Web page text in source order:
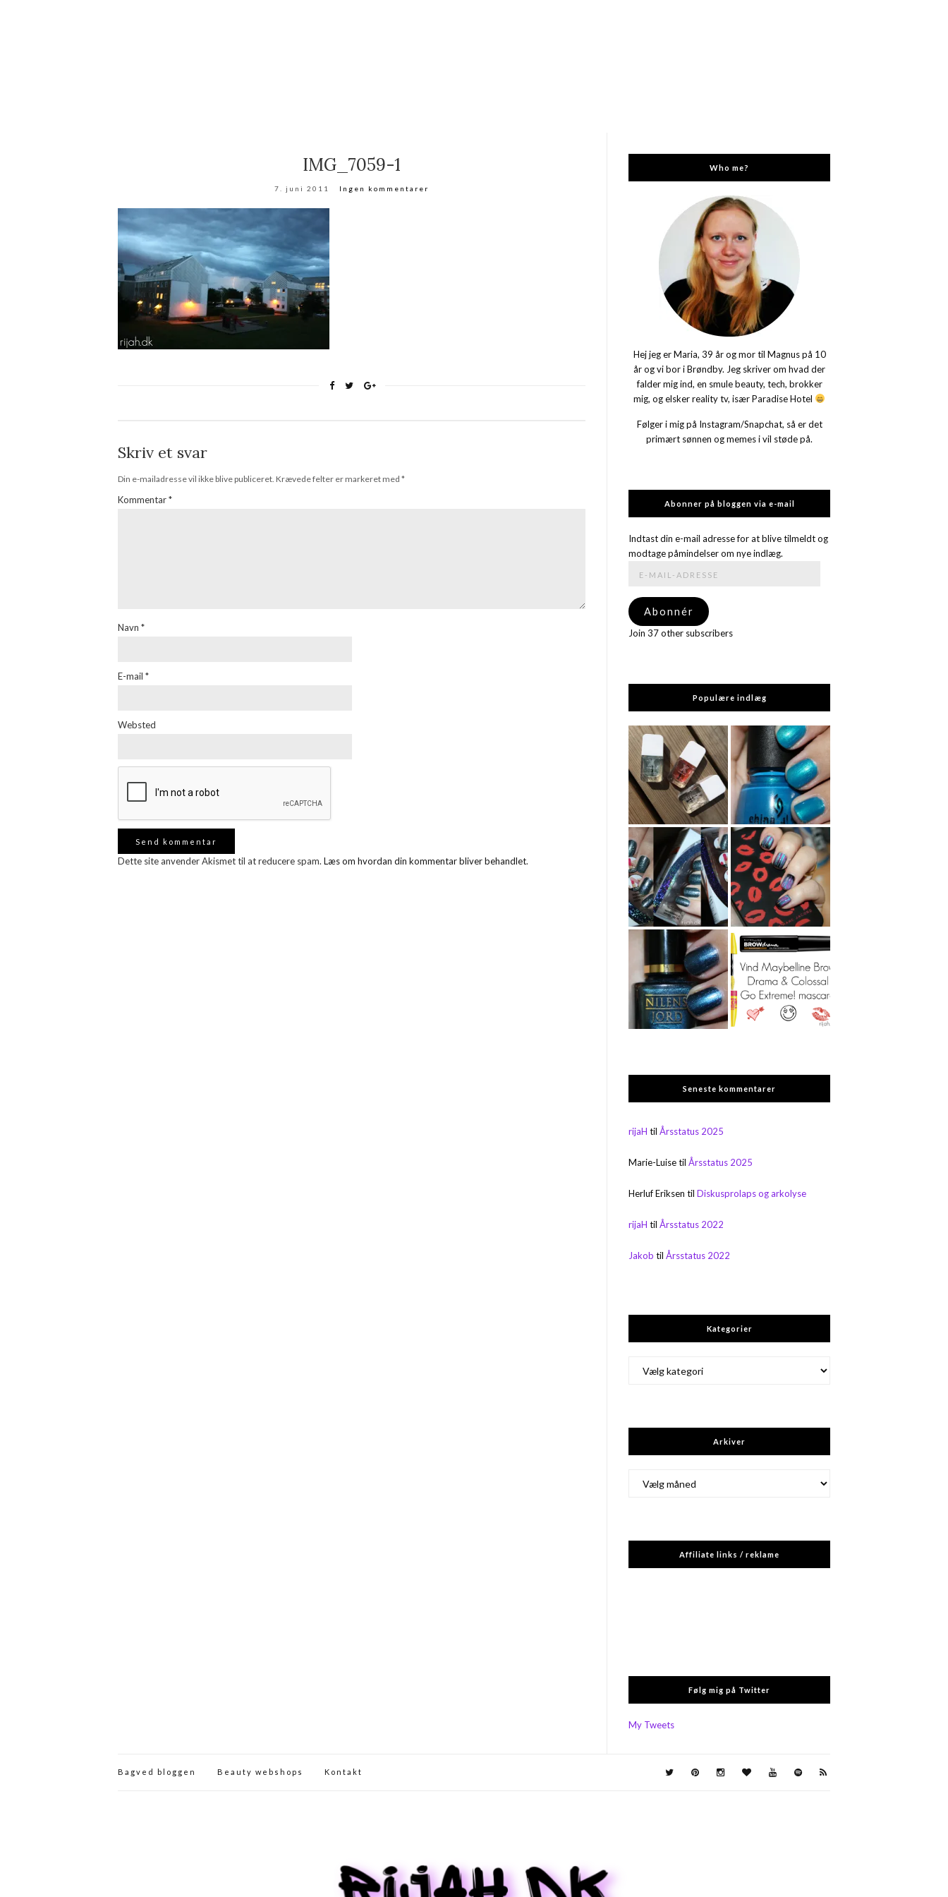
IMG_7059-1
7. juni 2011 Ingen kommentarer
Skriv et svar
Din e-mailadresse vil ikke blive publiceret. Krævede felter er markeret med *
Kommentar*
Navn *
E-mail *
Websted
Dette site anvender Akismet til at reducere spam. Læs om hvordan din kommentar bliver behandlet.
Who me?
Hej jeg er Maria, 39 år og mor til Magnus på 10
år og vi bor i Brøndby. Jeg skriver om hvad der
falder mig ind, en smule beauty, tech, brokker
mig, og elsker reality tv, især Paradise Hotel
Følger i mig på Instagram/Snapchat, så er det
primært sønnen og memes i vil støde på.
Abonner på bloggen via e-mail
Indtast din e-mail adresse for at blive tilmeldt og
modtage påmindelser om nye indlæg.
adresse
Abonnér
Join 37 other subscribers
Populære indlæg
Seneste kommentarer
rijaH tilÅrsstatus 2025
Marie-LuisetilÅrsstatus 2025
Herluf Eriksen tilDiskusprolaps og arkolyse
rijaH tilÅrsstatus 2022
Jakob tilÅrsstatus 2022
Kategorier
Arkiver
Affiliate links / reklame
Følg mig på Twitter
My Tweets
Bagved bloggen Beauty webshops Kontakt